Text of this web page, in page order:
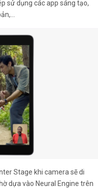
sử dụng các app sáng tạo,
Stage khi camera sẽ di
dựa vào Neural Engine trên